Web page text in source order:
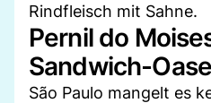
Rindfleisch mit Sahne.
Pernil do
Sandwich-Oase
São Paulo mangelt es